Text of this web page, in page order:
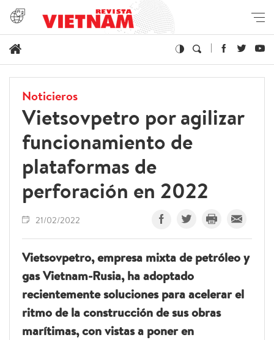
Noticieros
Vietsovpetro por agilizar
funcionamiento de
plataformas de
perforación en 2022
21/02/2022
Vietsovpetro, empresa mixta de petróleo y
gas Vietnam-Rusia, ha adoptado
recientemente soluciones para acelerar el
ritmo de la construcción de sus obras
marítimas, con vistas a poner en